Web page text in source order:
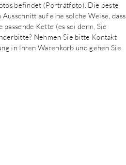
befindet (Porträtfoto). Die beste
auf eine solche Weise, dass
Kette (es sei denn, Sie
Nehmen Sie bitte Kontakt
in Ihren Warenkorb und gehen Sie